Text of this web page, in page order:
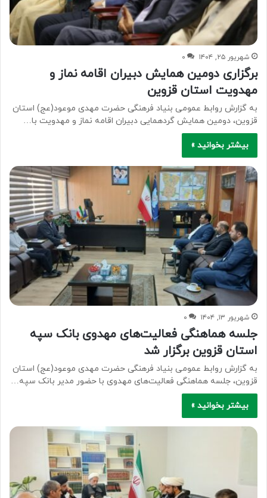
شهریور ۲۵, ۱۴۰۴ ۰
برگزاری دومین همایش دبیران اقامه نماز و
مهدویت استان قزوین
به گزارش روابط عمومی بنیاد فرهنگی حضرت مهدی موعود(عج) استان
قزوین، دومین همایش گردهمایی دبیران اقامه نماز و مهدویت با…
بیشتر بخوانید »
شهریور ۱۳, ۱۴۰۴ ۰
جلسه هماهنگی فعالیت‌های مهدوی بانک سپه
استان قزوین برگزار شد
به گزارش روابط عمومی بنیاد فرهنگی حضرت مهدی موعود(عج) استان
قزوین، جلسه هماهنگی فعالیت‌های مهدوی با حضور مدیر بانک سپه…
بیشتر بخوانید »